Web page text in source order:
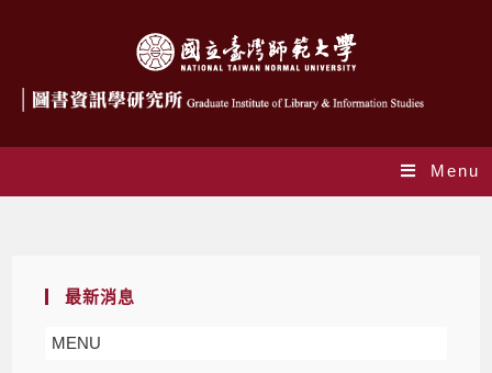
Menu
最新消息
MENU